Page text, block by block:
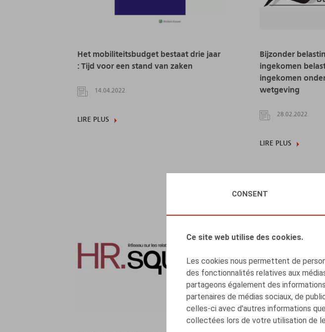
CONSENT
Ce site web utilise des cookies.
Les cookies nous permettent de
des fonctionnalités relatives aux
partageons également des
partenaires de médias sociaux, de
celles-ci avec d'autres informations
collectées lors de votre utilisation de
Het mobiliteitsbudget bestaat drie jaar
: Tijd voor een stand van zaken
14.04.2022
LIRE PLUS
Bijzonder
ingekomen
ingekomen
wetgeving
28.02.2022
LIRE PLUS